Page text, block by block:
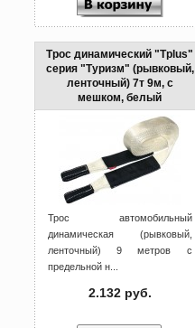
Трос динамический "Tplus"
серия "Туризм" (рывковый,
ленточный) 7т 9м, с
мешком, белый
Трос автомобильный
динамическая (рывковый,
ленточный) 9 метров с
предельной н...
2.132 руб.